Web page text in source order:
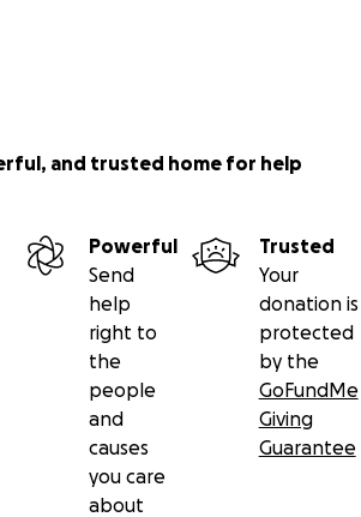
and trusted home for help
Powerful
Send
help
right to
the
people
and
causes
you care
about
Trusted
Your
donation is
protected
by the
GoFundMe
Giving
Guarantee